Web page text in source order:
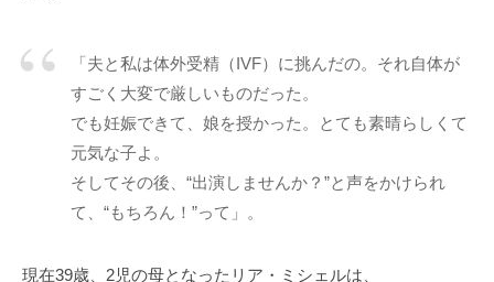
「夫と私は体外受精（IVF）に挑んだの。それ自体が
すごく大変で厳しいものだった。
でも妊娠できて、娘を授かった。とても素晴らしくて
元気な子よ。
そしてその後、“出演しませんか？”と声をかけられ
て、“もちろん！”って」。
現在39歳、2児の母となったリア・ミシェルは、